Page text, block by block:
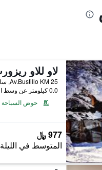
0.0 كيلومتر عن وسط المدينة
حوض السباحة
977 ﷼
المتوسط في الليلة